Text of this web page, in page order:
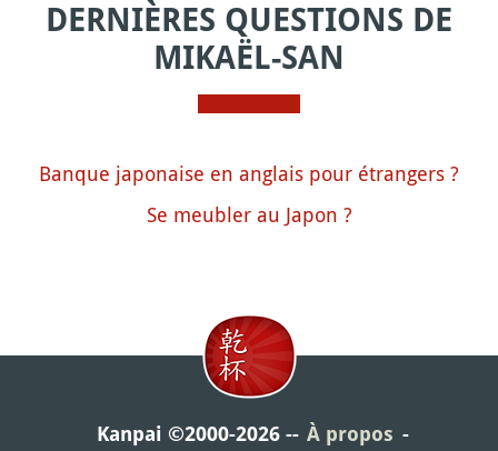
DERNIÈRES QUESTIONS DE
MIKAËL-SAN
Banque japonaise en anglais pour étrangers ?
Se meubler au Japon ?
Kanpai ©2000-2026
À propos